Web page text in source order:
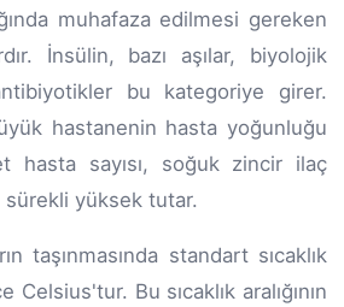
muhafaza edilmesi gereken
İnsülin, bazı aşılar, biyolojik
bu kategoriye girer.
hastanenin hasta yoğunluğu
hasta sayısı, soğuk zincir ilaç
sürekli yüksek tutar.
taşınmasında standart sıcaklık
Celsius'tur. Bu sıcaklık aralığının